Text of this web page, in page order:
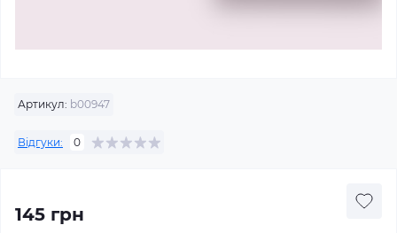
Артикул: b00947
Відгуки: 0
145 грн